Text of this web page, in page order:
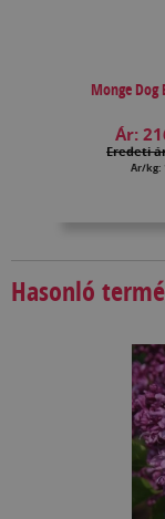
Monge Dog
Ár:
Eredeti
Ár/kg:
Hasonló